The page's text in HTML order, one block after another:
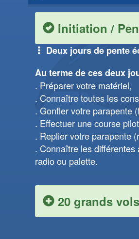
Initiation /
Deux jours de pente
Au terme de ces deux
Préparer votre matériel,
Connaître toutes les
Gonfler votre parapente
Effectuer une course
Replier votre parapente
Connaître les
radio ou palette.
20 grands